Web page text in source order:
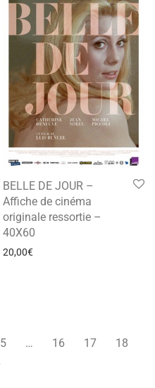
BELLE DE JOUR –
Affiche de cinéma
originale ressortie –
40X60
20,00€
5 … 16 17 18